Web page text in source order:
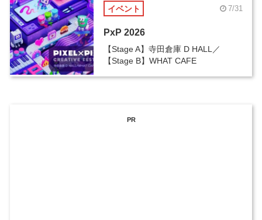
イベント 7/31
PxP 2026
【Stage A】寺田倉庫 D HALL／
【Stage B】WHAT CAFE
PR